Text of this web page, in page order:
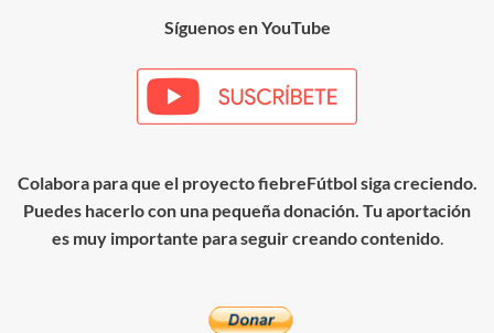
Síguenos en YouTube
Colabora para que el proyecto fiebreFútbol siga creciendo.
Puedes hacerlo con una pequeña donación. Tu aportación
es muy importante para seguir creando contenido.